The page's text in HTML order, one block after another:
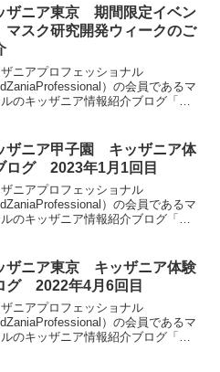
一覧となります。皆様の参考にな
したら幸いです。
ザニア東京 期間限定イベン
スク研究開発ウィークのご
ニアプロフェッショナル
）の会員であるマ
のキッザニア情報紹介ブログ「キ
ウィークについてご紹介します。過
されたことがないイベントで楽し
です。
ザニア甲子園 キッザニア体
ログ 2023年1月1回目
ニアプロフェッショナル
）の会員であるマ
のキッザニア情報紹介ブログ「キ
ルタイム更新していきます。皆様の
になりましたら幸いです。
ザニア東京 キッザニア体験
グ 2022年4月6回目
ニアプロフェッショナル
）の会員であるマ
のキッザニア情報紹介ブログ「キ